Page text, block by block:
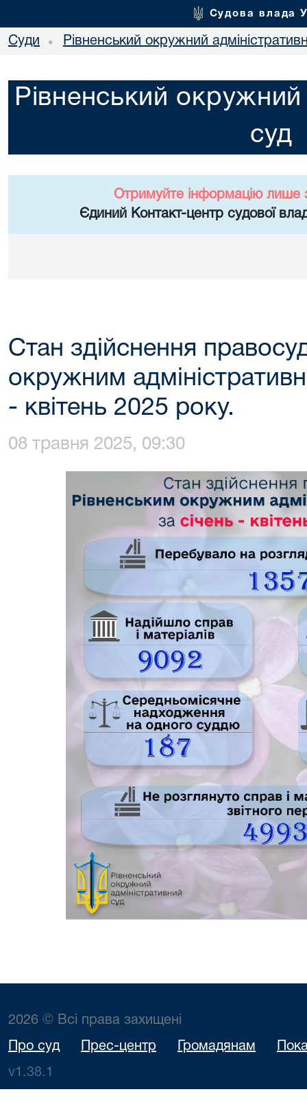
Судова влада
Суди • Рівненський окружний
Рівненський окружний
суд
Отримуйте інформацію лише
Єдиний Контакт-центр судової
Стан здійснення
окружним
- квітень 2025 року.
08 травня 2025, 09:30
2026 © Всі права захищені
Про суд Прес-центр Громадянам
v1.38.1